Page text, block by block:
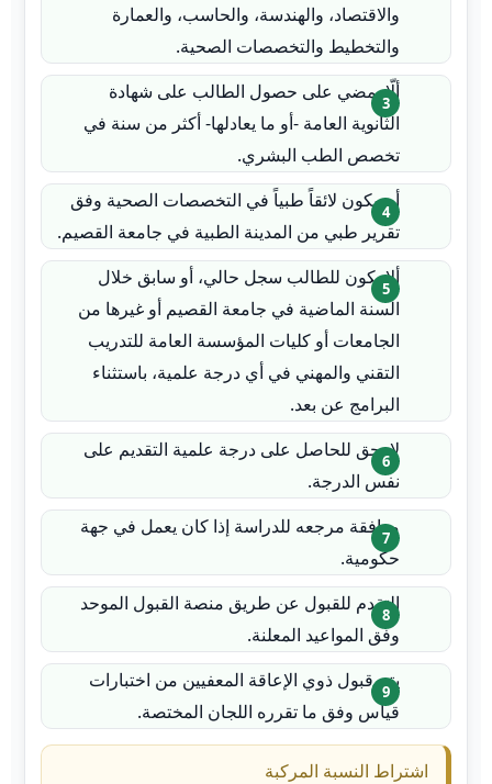
والاقتصاد، والهندسة، والحاسب، والعمارة
والتخطيط والتخصصات الصحية.
ألّا يمضي على حصول الطالب على شهادة
الثانوية العامة -أو ما يعادلها- أكثر من سنة في
تخصص الطب البشري.
أن يكون لائقاً طبياً في التخصصات الصحية وفق
تقرير طبي من المدينة الطبية في جامعة القصيم.
ألا يكون للطالب سجل حالي، أو سابق خلال
السنة الماضية في جامعة القصيم أو غيرها من
الجامعات أو كليات المؤسسة العامة للتدريب
التقني والمهني في أي درجة علمية، باستثناء
البرامج عن بعد.
لا يحق للحاصل على درجة علمية التقديم على
نفس الدرجة.
موافقة مرجعه للدراسة إذا كان يعمل في جهة
حكومية.
التقدم للقبول عن طريق منصة القبول الموحد
وفق المواعيد المعلنة.
يتم قبول ذوي الإعاقة المعفيين من اختبارات
قياس وفق ما تقرره اللجان المختصة.
اشتراط النسبة المركبة